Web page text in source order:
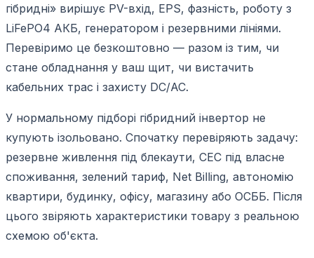
гібридні» вирішує PV-вхід, EPS, фазність, роботу з
LiFePO4 АКБ, генератором і резервними лініями.
Перевіримо це безкоштовно — разом із тим, чи
стане обладнання у ваш щит, чи вистачить
кабельних трас і захисту DC/AC.
У нормальному підборі гібридний інвертор не
купують ізольовано. Спочатку перевіряють задачу:
резервне живлення під блекаути, СЕС під власне
споживання, зелений тариф, Net Billing, автономію
квартири, будинку, офісу, магазину або ОСББ. Після
цього звіряють характеристики товару з реальною
схемою об'єкта.